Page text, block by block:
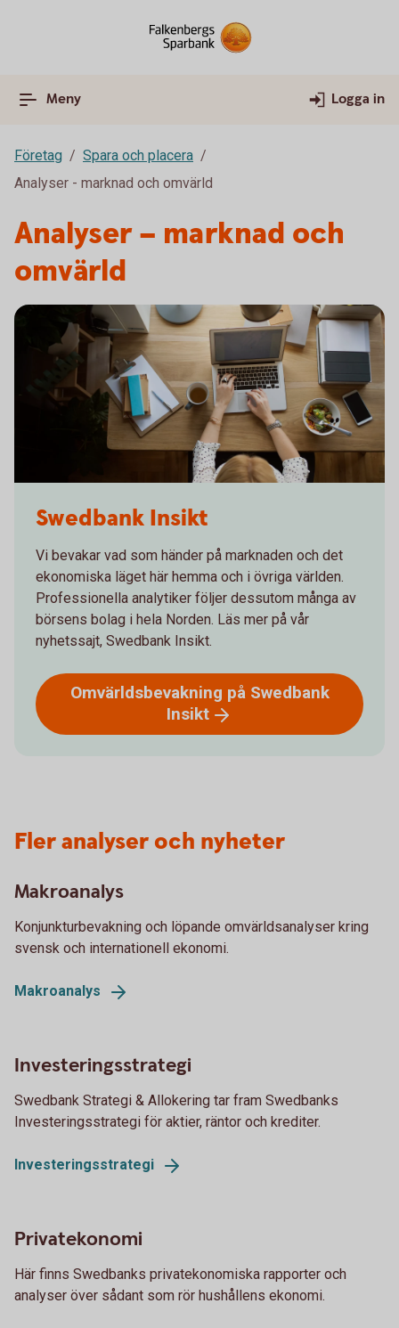
Meny Logga in
Företag
Spara och placera
Analyser - marknad och omvärld
Analyser – marknad och
omvärld
Swedbank Insikt
Vi bevakar vad som händer på marknaden och det
ekonomiska läget här hemma och i övriga världen.
Professionella analytiker följer dessutom många av
börsens bolag i hela Norden. Läs mer på vår
nyhetssajt, Swedbank Insikt.
Omvärldsbevakning på Swedbank
Insikt
Fler analyser och nyheter
Makroanalys
Konjunkturbevakning och löpande omvärldsanalyser kring
svensk och internationell ekonomi.
Makroanalys
Investeringsstrategi
Swedbank Strategi & Allokering tar fram Swedbanks
Investeringsstrategi för aktier, räntor och krediter.
Investeringsstrategi
Privatekonomi
Här finns Swedbanks privatekonomiska rapporter och
analyser över sådant som rör hushållens ekonomi.